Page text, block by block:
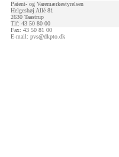
Patent- og Varemærkestyrelsen
Helgeshøj Allé 81
2630 Taastrup
Tlf: 43 50 80 00
Fax: 43 50 81 00
E-mail: pvs@dkpto.dk